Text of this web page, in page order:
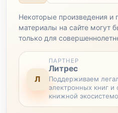
Некоторые произведения и
материалы на сайте могут
только для
Л
ПАРТНЕР
Литрес
Поддерживаем
электронных книг и
книжной